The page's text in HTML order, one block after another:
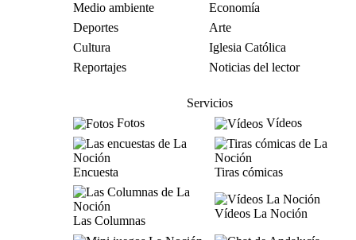
Medio ambiente
Economía
Deportes
Arte
Cultura
Iglesia Católica
Reportajes
Noticias del lector
Servicios
Fotos
Vídeos
Encuesta Tiras cómicas
Las Columnas
Vídeos La Noción